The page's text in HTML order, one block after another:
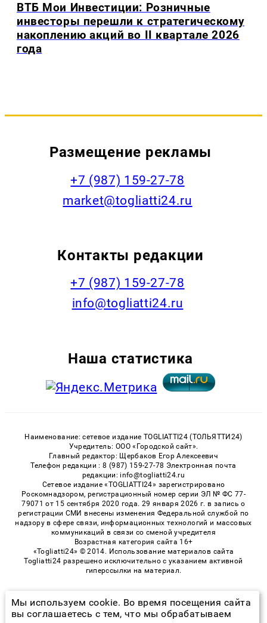
ВТБ Мои Инвестиции: Розничные
инвесторы перешли к стратегическому
накоплению акций во II квартале 2026
года
Размещение рекламы
+7 (987) 159-27-78
market@togliatti24.ru
Контакты редакции
+7 (987) 159-27-78
info@togliatti24.ru
Наша статистика
Наименование: сетевое издание TOGLIATTI24 (ТОЛЬЯТТИ24)
Учредитель: ООО «Городской сайт».
Главный редактор: Щербаков Егор Алексеевич
Телефон редакции : 8 (987) 159-27-78 Электронная почта
редакции: info@togliatti24.ru
Сетевое издание «TOGLIATTI24» зарегистрировано
Роскомнадзором, регистрационный номер серии ЭЛ № ФС 77-
79071 от 15 сентября 2020 года. 29 января 2026 г. в запись о
регистрации СМИ внесены изменения Федеральной службой по
надзору в сфере связи, информационных технологий и массовых
коммуникаций в связи со сменой учредителя
Возрастная категория сайта 16+
«Togliatti24» © 2014. Использование материалов сайта
Togliatti24 разрешено исключительно с указанием активной
гиперссылки на материал.
© 2026 «Togliatti24» | Все права защищены
Мы используем cookie. Во время посещения сайта
вы соглашаетесь с тем, что мы обрабатываем